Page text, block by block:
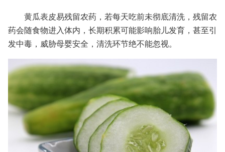
黄瓜表皮易残留农药，若每天吃前未彻底清洗，残留农
药会随食物进入体内，长期积累可能影响胎儿发育，甚至引
发中毒，威胁母婴安全，清洗环节绝不能忽视。